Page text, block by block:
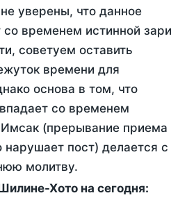
уверены, что данное
временем истинной зари
советуем оставить
времени для
основа в том, что
со временем
(прерывание приема
нарушает пост) делается с
молитву.
Хото на сегодня: